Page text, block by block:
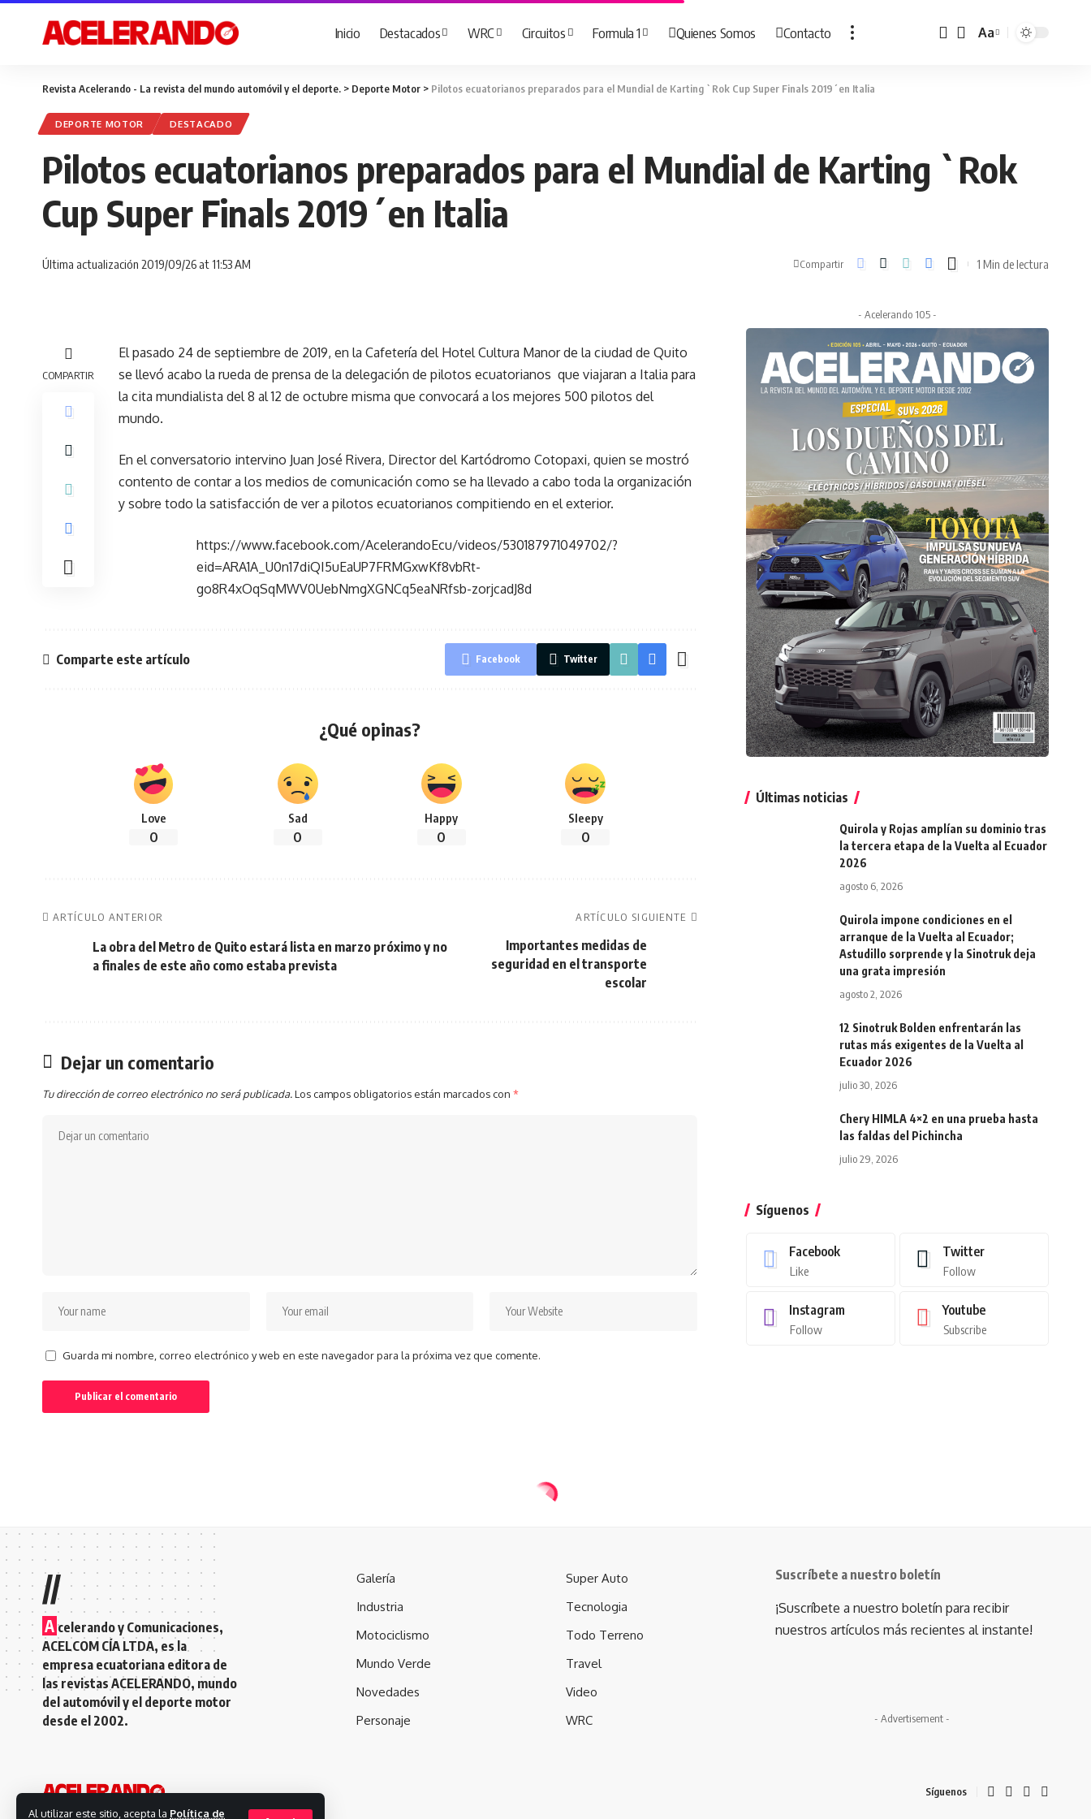
Al utilizar este sitio, acepta la Política de
Inicio Destacados WRC Circuitos Formula 1 Quienes Somos Contacto
Cambiar
Aa
Revista Acelerando - La revista del mundo automóvil y el deporte. > Deporte Motor > Pilotos ecuatorianos preparados para el Mundial de Karting `Rok Cup Super Finals 2019´en Italia
DEPORTE MOTOR DESTACADO
Pilotos ecuatorianos preparados para el Mundial de Karting `Rok
Cup Super Finals 2019´en Italia
Última actualización 2019/09/26 at 11:53 AM Compartir 1 Min de lectura
COMPARTIR
El pasado 24 de septiembre de 2019, en la Cafetería del Hotel Cultura Manor de la ciudad de Quito
se llevó acabo la rueda de prensa de la delegación de pilotos ecuatorianos que viajaran a Italia para
la cita mundialista del 8 al 12 de octubre misma que convocará a los mejores 500 pilotos del
mundo.
En el conversatorio intervino Juan José Rivera, Director del Kartódromo Cotopaxi, quien se mostró
contento de contar a los medios de comunicación como se ha llevado a cabo toda la organización
y sobre todo la satisfacción de ver a pilotos ecuatorianos compitiendo en el exterior.
https://www.facebook.com/AcelerandoEcu/videos/530187971049702/?
eid=ARA1A_U0n17diQI5uEaUP7FRMGxwKf8vbRt-
go8R4xOqSqMWV0UebNmgXGNCq5eaNRfsb-zorjcadJ8d
Comparte este artículo Facebook Twitter
¿Qué opinas?
Love
0
Sad
0
Happy
0
Sleepy
0
ARTÍCULO ANTERIOR
La obra del Metro de Quito estará lista en marzo próximo y no
a finales de este año como estaba prevista
ARTÍCULO SIGUIENTE
Importantes medidas de
seguridad en el transporte
escolar
Dejar un comentario
Tu dirección de correo electrónico no será publicada.Los campos obligatorios están marcados con *
Guarda mi nombre, correo electrónico y web en este navegador para la próxima vez que comente.
- Acelerando 105 -
Últimas noticias
Quirola y Rojas amplían su dominio tras
la tercera etapa de la Vuelta al Ecuador
2026
agosto 6, 2026
Quirola impone condiciones en el
arranque de la Vuelta al Ecuador;
Astudillo sorprende y la Sinotruk deja
una grata impresión
agosto 2, 2026
12 Sinotruk Bolden enfrentarán las
rutas más exigentes de la Vuelta al
Ecuador 2026
julio 30, 2026
Chery HIMLA 4×2 en una prueba hasta
las faldas del Pichincha
julio 29, 2026
Síguenos
Facebook
Like
Twitter
Follow
Instagram
Follow
Youtube
Subscribe
//
A celerando y Comunicaciones,
ACELCOM CÍA LTDA, es la
empresa ecuatoriana editora de
las revistas ACELERANDO, mundo
del automóvil y el deporte motor
desde el 2002.
Galería
Industria
Motociclismo
Mundo Verde
Novedades
Personaje
Super Auto
Tecnologia
Todo Terreno
Travel
Video
WRC
Suscríbete a nuestro boletín
¡Suscríbete a nuestro boletín para recibir
nuestros artículos más recientes al instante!
- Advertisement -
Síguenos